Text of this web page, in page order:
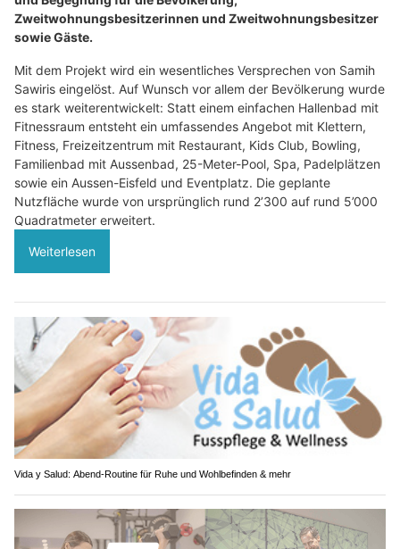
Zweitwohnungsbesitzerinnen und Zweitwohnungsbesitzer
sowie Gäste.
Mit dem Projekt wird ein wesentliches Versprechen von Samih
Sawiris eingelöst. Auf Wunsch vor allem der Bevölkerung wurde
es stark weiterentwickelt: Statt einem einfachen Hallenbad mit
Fitnessraum entsteht ein umfassendes Angebot mit Klettern,
Fitness, Freizeitzentrum mit Restaurant, Kids Club, Bowling,
Familienbad mit Aussenbad, 25-Meter-Pool, Spa, Padelplätzen
sowie ein Aussen-Eisfeld und Eventplatz. Die geplante
Nutzfläche wurde von ursprünglich rund 2’300 auf rund 5’000
Quadratmeter erweitert.
Weiterlesen
Vida y Salud: Abend-Routine für Ruhe und Wohlbefinden & mehr